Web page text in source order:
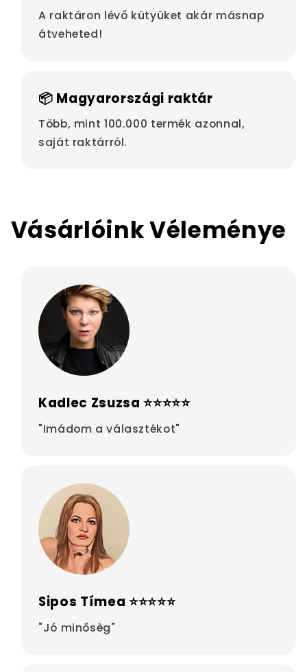
A raktáron lévő kütyüket akár másnap
átveheted!
📦 Magyarországi raktár
Több, mint 100.000 termék azonnal,
saját raktárról.
Vásárlóink Véleménye
Kadlec Zsuzsa ⭐⭐⭐⭐⭐
"Imádom a választékot"
Sipos Tímea ⭐⭐⭐⭐⭐
"Jó minősèg"